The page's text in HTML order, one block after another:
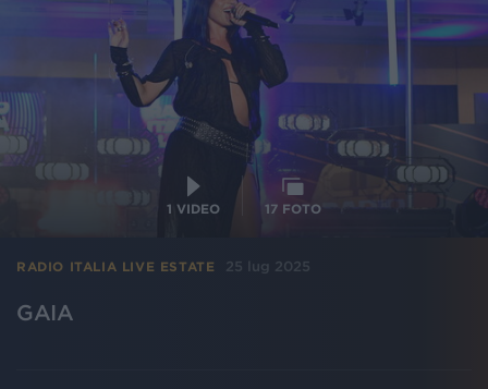
RADIO ITALIA LIVE ESTATE 25 lug 2025
GAIA
1 VIDEO 17 FOTO